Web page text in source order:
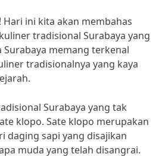
Hari ini kita akan membahas
tradisional Surabaya yang
memang terkenal
tradisionalnya yang kaya
Surabaya yang tak
klopo. Sate klopo merupakan
daging sapi yang disajikan
muda yang telah disangrai.